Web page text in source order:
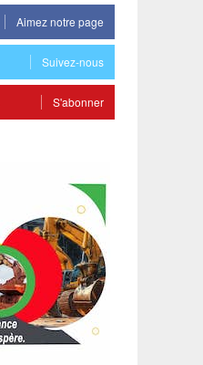
Aimez notre page
Suivez-nous
S'abonner